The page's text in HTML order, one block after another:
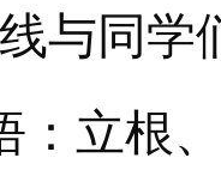
与同学
：立根